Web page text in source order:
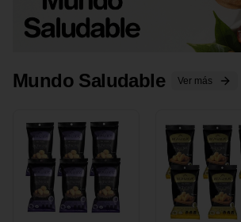
Mundo Saludable Ver más